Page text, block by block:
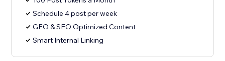
Schedule 4 post per week
GEO & SEO Optimized Content
Smart Internal Linking